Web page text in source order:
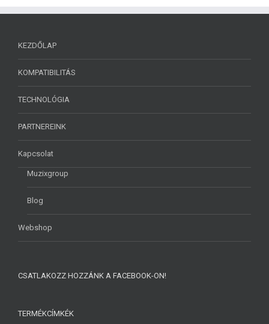
KEZDŐLAP
KOMPATIBILITÁS
TECHNOLÓGIA
PARTNEREINK
Kapcsolat
Muzixgroup
Blog
Webshop
CSATLAKOZZ HOZZÁNK A FACEBOOK-ON!
TERMÉKCÍMKÉK